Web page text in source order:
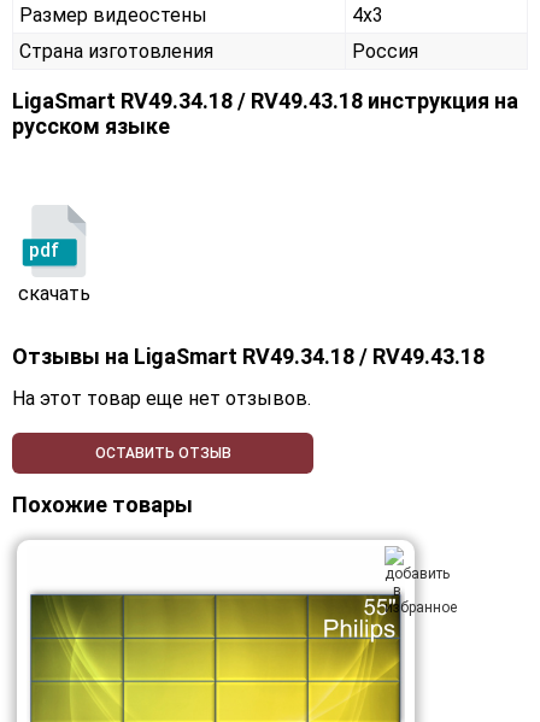
Размер видеостены
4x3
Страна изготовления
Россия
LigaSmart RV49.34.18 / RV49.43.18 инструкция на
русском языке
pdf
скачать
Отзывы на LigaSmart RV49.34.18 / RV49.43.18
На этот товар еще нет отзывов.
ОСТАВИТЬ ОТЗЫВ
Похожие товары